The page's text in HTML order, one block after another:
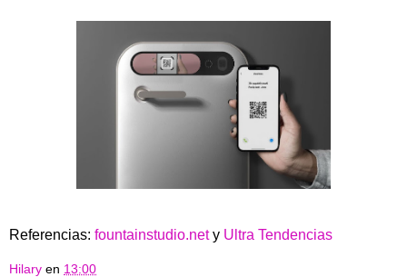
Referencias: fountainstudio.nety Ultra Tendencias
Hilary en 13:00